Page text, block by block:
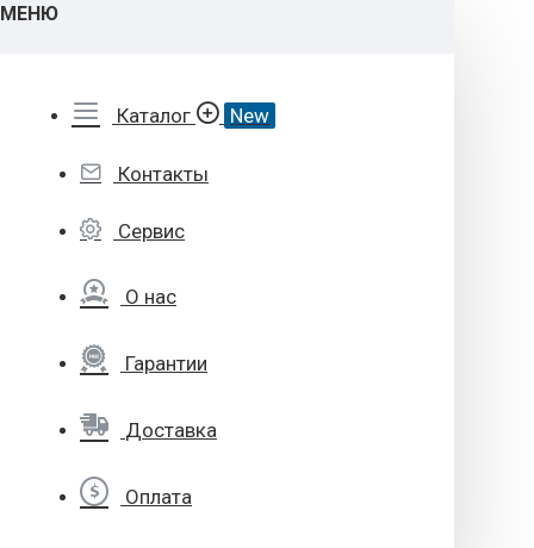
МЕНЮ
Каталог New
Контакты
Сервис
О нас
Гарантии
Доставка
Оплата